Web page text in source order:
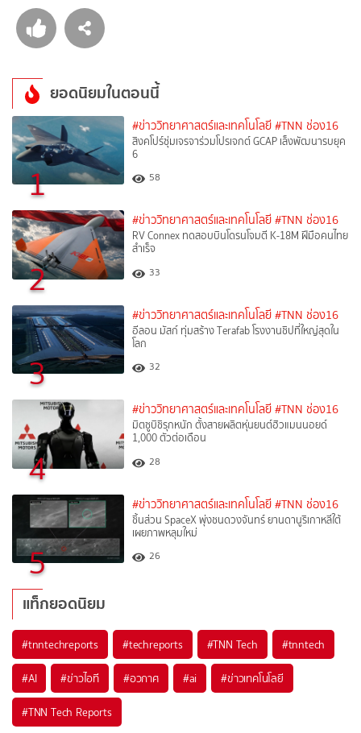
ยอดนิยมในตอนนี้
1
#ข่าววิทยาศาสตร์และเทคโนโลยี #TNN ช่อง16
สิงคโปร์ซุ่มเจรจาร่วมโปรเจกต์ GCAP เล็งพัฒนารบยุค
6
58
2
#ข่าววิทยาศาสตร์และเทคโนโลยี #TNN ช่อง16
RV Connex ทดสอบบินโดรนโจมตี K-18M ฝีมือคนไทย
สำเร็จ
33
3
#ข่าววิทยาศาสตร์และเทคโนโลยี #TNN ช่อง16
อีลอน มัสก์ ทุ่มสร้าง Terafab โรงงานชิปที่ใหญ่สุดใน
โลก
32
4
#ข่าววิทยาศาสตร์และเทคโนโลยี #TNN ช่อง16
มิตซูบิชิรุกหนัก ตั้งสายผลิตหุ่นยนต์ฮิวแมนนอยด์
1,000 ตัวต่อเดือน
28
5
#ข่าววิทยาศาสตร์และเทคโนโลยี #TNN ช่อง16
ชิ้นส่วน SpaceX พุ่งชนดวงจันทร์ ยานดานูริเกาหลีใต้
เผยภาพหลุมใหม่
26
แท็กยอดนิยม
#tnntechreports #techreports #TNN Tech #tnntech
#AI #ข่าวไอที #อวกาศ #ai #ข่าวเทคโนโลยี
#TNN Tech Reports